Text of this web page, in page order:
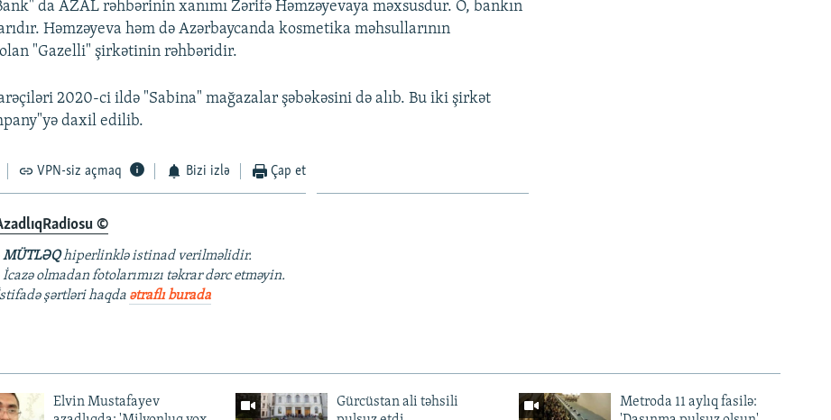
da AZAL rəhbərinin xanımı Zərifə Həmzəyevaya məxsusdur. O, bankın
Həmzəyeva həm də Azərbaycanda kosmetika məhsullarının
olan "Gazelli" şirkətinin rəhbəridir.
2020-ci ildə "Sabina" mağazalar şəbəkəsini də alıb. Bu iki şirkət
daxil edilib.
VPN-siz açmaq Bizi izlə Çap et
©
MÜTLƏQhiperlinklə istinad verilməlidir.
İcazə olmadan fotolarımızı təkrar dərc etməyin.
şərtləri haqda ətraflı burada
Elvin Mustafayev
Gürcüstan ali təhsili
Metroda 11 aylıq fasilə: